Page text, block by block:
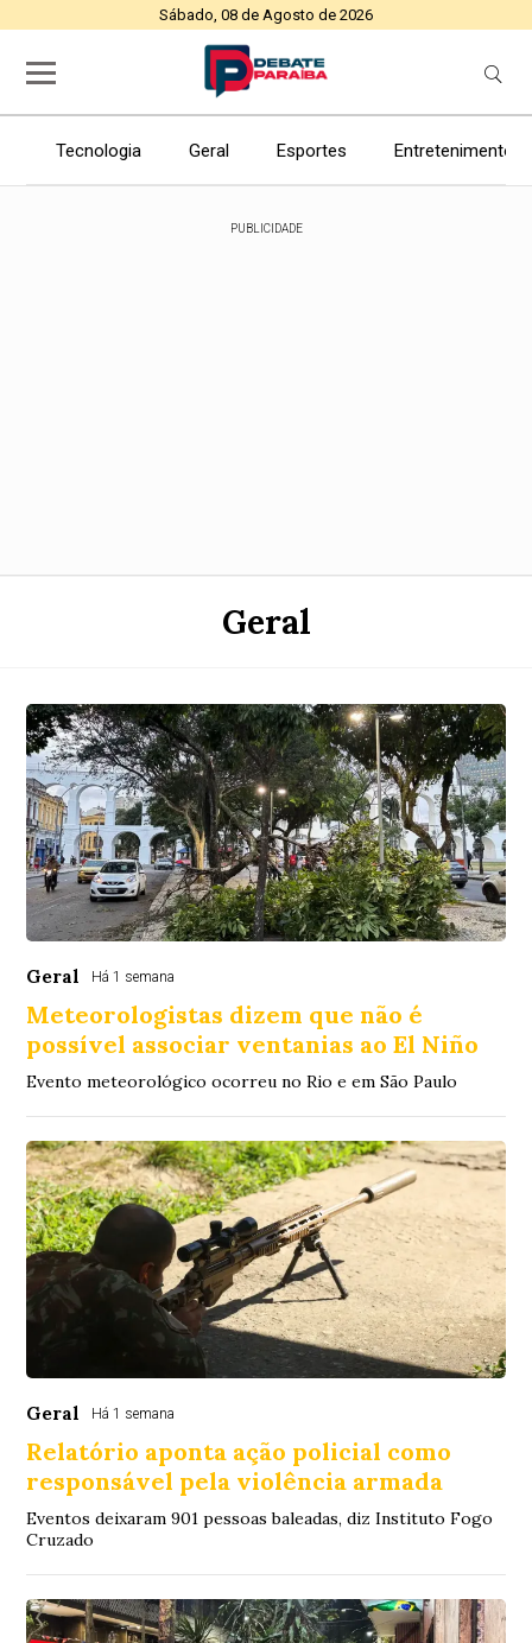
Sábado, 08 de Agosto de 2026
Tecnologia Geral Esportes Entretenimento
PUBLICIDADE
Geral
Geral Há 1 semana
Meteorologistas dizem que não é
possível associar ventanias ao El Niño
Evento meteorológico ocorreu no Rio e em São Paulo
Geral Há 1 semana
Relatório aponta ação policial como
responsável pela violência armada
Eventos deixaram 901 pessoas baleadas, diz Instituto Fogo
Cruzado